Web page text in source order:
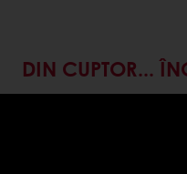
DIN CUPTOR...